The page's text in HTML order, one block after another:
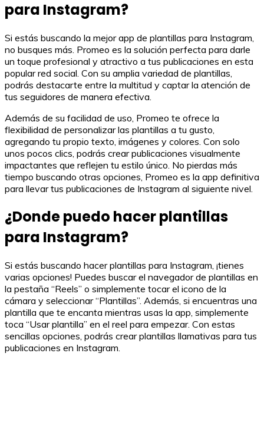
para Instagram?
Si estás buscando la mejor app de plantillas para Instagram,
no busques más. Promeo es la solución perfecta para darle
un toque profesional y atractivo a tus publicaciones en esta
popular red social. Con su amplia variedad de plantillas,
podrás destacarte entre la multitud y captar la atención de
tus seguidores de manera efectiva.
Además de su facilidad de uso, Promeo te ofrece la
flexibilidad de personalizar las plantillas a tu gusto,
agregando tu propio texto, imágenes y colores. Con solo
unos pocos clics, podrás crear publicaciones visualmente
impactantes que reflejen tu estilo único. No pierdas más
tiempo buscando otras opciones, Promeo es la app definitiva
para llevar tus publicaciones de Instagram al siguiente nivel.
¿Donde puedo hacer plantillas
para Instagram?
Si estás buscando hacer plantillas para Instagram, ¡tienes
varias opciones! Puedes buscar el navegador de plantillas en
la pestaña “Reels” o simplemente tocar el icono de la
cámara y seleccionar “Plantillas”. Además, si encuentras una
plantilla que te encanta mientras usas la app, simplemente
toca “Usar plantilla” en el reel para empezar. Con estas
sencillas opciones, podrás crear plantillas llamativas para tus
publicaciones en Instagram.